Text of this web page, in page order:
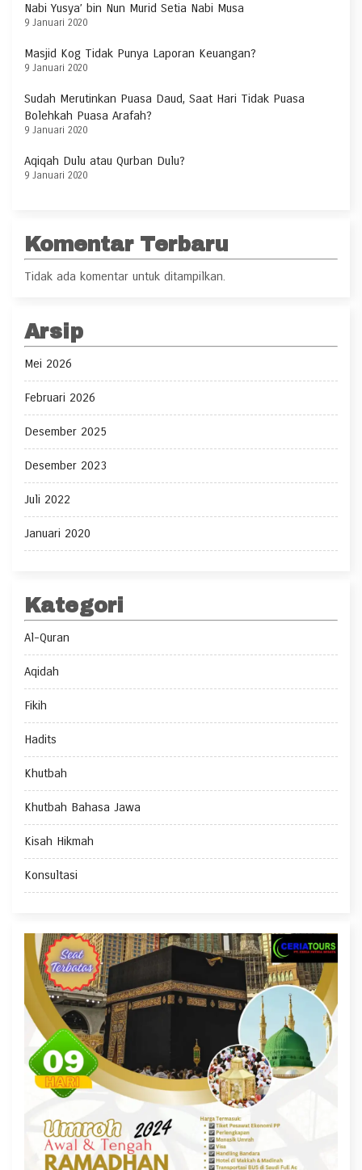
Nabi Yusya’ bin Nun Murid Setia Nabi Musa
9 Januari 2020
Masjid Kog Tidak Punya Laporan Keuangan?
9 Januari 2020
Sudah Merutinkan Puasa Daud, Saat Hari Tidak Puasa
Bolehkah Puasa Arafah?
9 Januari 2020
Aqiqah Dulu atau Qurban Dulu?
9 Januari 2020
Komentar Terbaru
Tidak ada komentar untuk ditampilkan.
Arsip
Mei 2026
Februari 2026
Desember 2025
Desember 2023
Juli 2022
Januari 2020
Kategori
Al-Quran
Aqidah
Fikih
Hadits
Khutbah
Khutbah Bahasa Jawa
Kisah Hikmah
Konsultasi